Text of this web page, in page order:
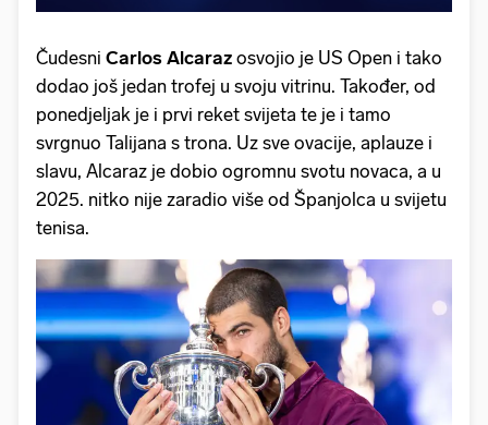
Čudesni Carlos Alcaraz osvojio je US Open i tako
dodao još jedan trofej u svoju vitrinu. Također, od
ponedjeljak je i prvi reket svijeta te je i tamo
svrgnuo Talijana s trona. Uz sve ovacije, aplauze i
slavu, Alcaraz je dobio ogromnu svotu novaca, a u
2025. nitko nije zaradio više od Španjolca u svijetu
tenisa.